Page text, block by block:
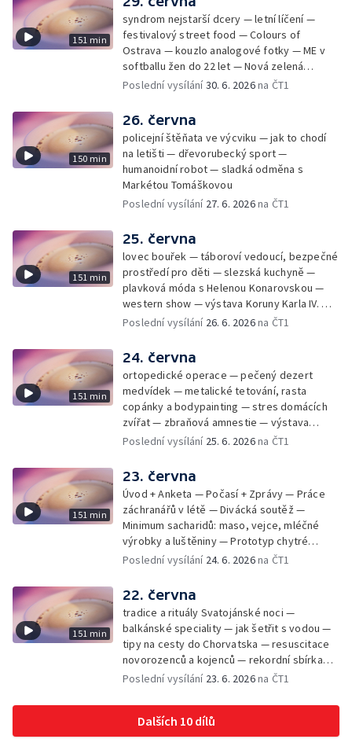
151 min
syndrom nejstarší dcery — letní líčení —
festivalový street food — Colours of
Ostrava — kouzlo analogové fotky — ME v
softballu žen do 22 let — Nová zelená
úsporám — Global Teacher Prize Czech
Poslední vysílání30. 6. 2026na ČT1
150 min
26. června
policejní štěňata ve výcviku — jak to chodí
na letišti — dřevorubecký sport —
humanoidní robot — sladká odměna s
Markétou Tomáškovou
Poslední vysílání 27. 6. 2026na ČT1
151 min
25. června
lovec bouřek — táboroví vedoucí, bezpečné
prostředí pro děti — slezská kuchyně —
plavková móda s Helenou Konarovskou —
western show — výstava Koruny Karla IV. —
mladý lezecký fenomén Josef Šindel
Poslední vysílání 26. 6. 2026na ČT1
151 min
24. června
ortopedické operace — pečený dezert
medvídek — metalické tetování, rasta
copánky a bodypainting — stres domácích
zvířat — zbraňová amnestie — výstava
mikrofotografií rostlin — fenomenální
Poslední vysílání 25. 6. 2026na ČT1
151 min
23. června
Úvod + Anketa — Počasí + Zprávy — Práce
záchranářů v létě — Divácká soutěž —
Minimum sacharidů: maso, vejce, mléčné
výrobky a luštěniny — Prototyp chytré
vložky do bot pro běžce — Anketa +
záchranářů v létě — Divácká soutěž —
Minimum sacharidů: maso, vejce, mléčné
výrobky a luštěniny — Jak se udržet v
kondici v létě bez posilovny — Prototyp
chytré vložky do bot pro běžce — Anketa +
aktuálně — Škola hrou — Upoutávka na další
vysílání — Počasí + Zprávy — Práce
Minimum sacharidů: maso, vejce, mléčné
výrobky a luštěniny — Mezinárodní folklórní
Poslední vysílání 24. 6. 2026na ČT1
151 min
22. června
tradice a rituály Svatojánské noci —
balkánské speciality — jak šetřit s vodou —
tipy na cesty do Chorvatska — resuscitace
novorozenců a kojenců — rekordní sbírka
velkých modelů aut — výroba šperků se
Poslední vysílání 23. 6. 2026na ČT1
Dalších 10 dílů